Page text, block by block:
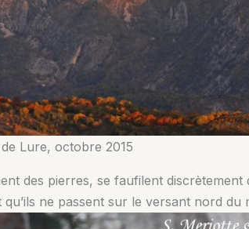
Lure, octobre 2015
des pierres, se faufilent discrètement
ne passent sur le versant nord du